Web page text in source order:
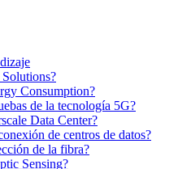
Consumption?
de la tecnología 5G?
Data Center?
de centros de datos?
de la fibra?
Sensing?